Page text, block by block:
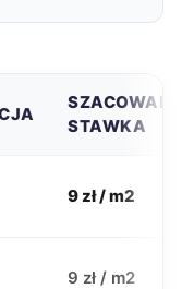
STAWKA
9 zł / m2
9 zł / m2